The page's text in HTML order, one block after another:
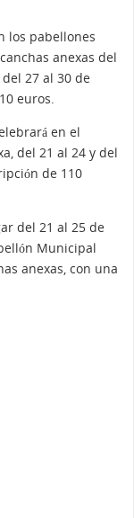
los pabellones
anexas del
27 al 30 de
euros.
en el
del 21 al 24 y del
de 110
del 21 al 25 de
Municipal
anexas, con una